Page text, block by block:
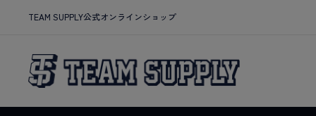
TEAM SUPPLY公式オンラインショップ